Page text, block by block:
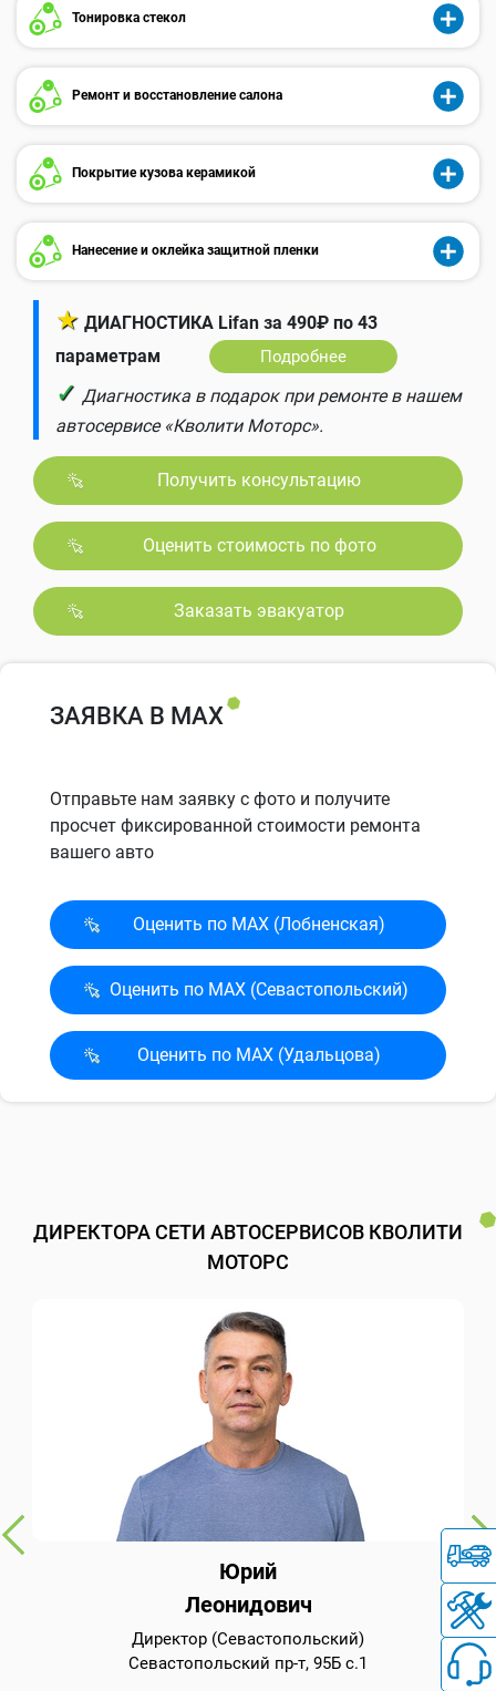
Тонировка стекол
Ремонт и восстановление салона
Покрытие кузова керамикой
Нанесение и оклейка защитной пленки
★ ДИАГНОСТИКА Lifan за 490₽ по 43
параметрам
Подробнее
✓ Диагностика в подарок при ремонте в нашем
автосервисе «Кволити Моторс».
Получить консультацию
Оценить стоимость по фото
Заказать эвакуатор
ЗАЯВКА В MAX
Отправьте нам заявку с фото и получите
просчет фиксированной стоимости ремонта
вашего авто
Оценить по MAX (Лобненская)
Оценить по MAX (Севасто­польский)
Оценить по MAX (Удальцова)
ДИРЕКТОРА СЕТИ АВТОСЕРВИСОВ КВОЛИТИ
МОТОРС
Юрий
Леонидович
Директор (Севастопольский)
Севастопольский пр-т, 95Б с.1